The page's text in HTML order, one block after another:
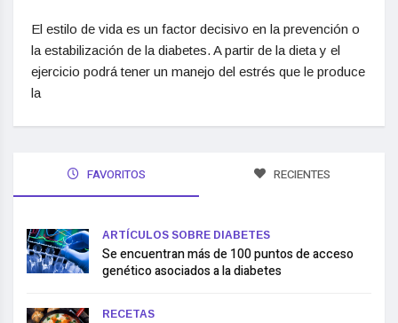
El estilo de vida es un factor decisivo en la prevención o
la estabilización de la diabetes. A partir de la dieta y el
ejercicio podrá tener un manejo del estrés que le produce
la
FAVORITOS RECIENTES
ARTÍCULOS SOBRE DIABETES
Se encuentran más de 100 puntos de acceso
genético asociados a la diabetes
RECETAS